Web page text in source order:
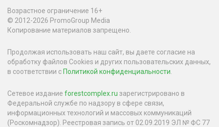
Возрастное ограничение 16+
© 2012-2026 PromoGroup Media
Копирование материалов запрещено.
Продолжая использовать наш сайт, вы даете согласие на
обработку файлов Cookies и других пользовательских данных,
в соответствии сПолитикой конфиденциальности
Сетевое издание forestcomplex.ru зарегистрировано в
Федеральной службе по надзору в сфере связи,
информационных технологий и массовых коммуникаций
(Роскомнадзор). Реестровая запись от 02.09.2019 ЭЛ № ФС 77